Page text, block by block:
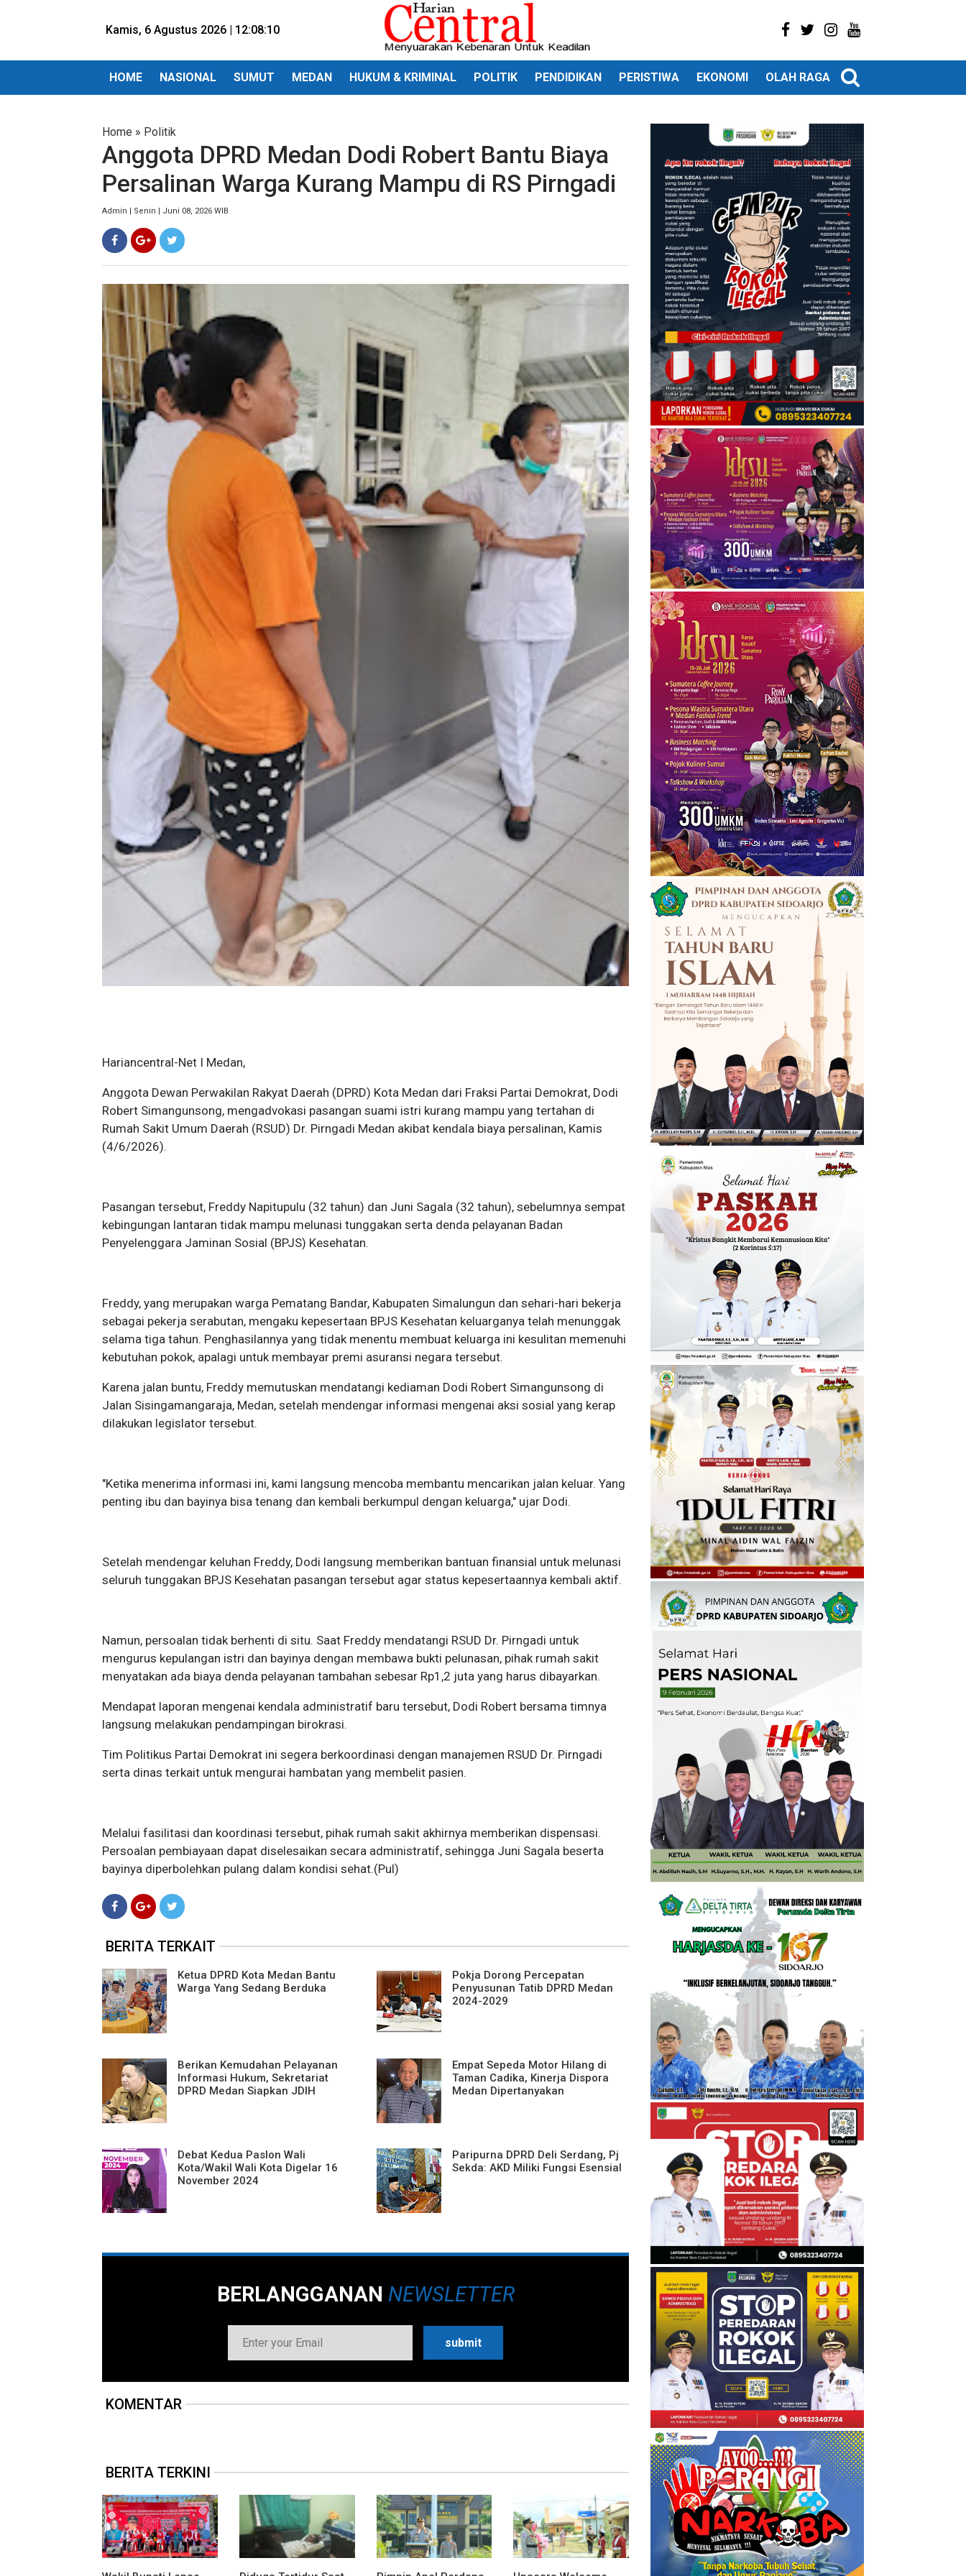
Kamis, 6 Agustus 2026 | 12:08:12
HOME NASIONAL SUMUT MEDAN HUKUM & KRIMINAL POLITIK PENDIDIKAN PERISTIWA EKONOMI OLAH RAGA
Home » Politik
Anggota DPRD Medan Dodi Robert Bantu Biaya
Persalinan Warga Kurang Mampu di RS Pirngadi
Admin | Senin | Juni 08, 2026 WIB
Hariancentral-Net I Medan,
Anggota Dewan Perwakilan Rakyat Daerah (DPRD) Kota Medan dari Fraksi Partai Demokrat, Dodi
Robert Simangunsong, mengadvokasi pasangan suami istri kurang mampu yang tertahan di
Rumah Sakit Umum Daerah (RSUD) Dr. Pirngadi Medan akibat kendala biaya persalinan, Kamis
(4/6/2026).
Pasangan tersebut, Freddy Napitupulu (32 tahun) dan Juni Sagala (32 tahun), sebelumnya sempat
kebingungan lantaran tidak mampu melunasi tunggakan serta denda pelayanan Badan
Penyelenggara Jaminan Sosial (BPJS) Kesehatan.
Freddy, yang merupakan warga Pematang Bandar, Kabupaten Simalungun dan sehari-hari bekerja
sebagai pekerja serabutan, mengaku kepesertaan BPJS Kesehatan keluarganya telah menunggak
selama tiga tahun. Penghasilannya yang tidak menentu membuat keluarga ini kesulitan memenuhi
kebutuhan pokok, apalagi untuk membayar premi asuransi negara tersebut.
Karena jalan buntu, Freddy memutuskan mendatangi kediaman Dodi Robert Simangunsong di
Jalan Sisingamangaraja, Medan, setelah mendengar informasi mengenai aksi sosial yang kerap
dilakukan legislator tersebut.
"Ketika menerima informasi ini, kami langsung mencoba membantu mencarikan jalan keluar. Yang
penting ibu dan bayinya bisa tenang dan kembali berkumpul dengan keluarga," ujar Dodi.
Setelah mendengar keluhan Freddy, Dodi langsung memberikan bantuan finansial untuk melunasi
seluruh tunggakan BPJS Kesehatan pasangan tersebut agar status kepesertaannya kembali aktif.
Namun, persoalan tidak berhenti di situ. Saat Freddy mendatangi RSUD Dr. Pirngadi untuk
mengurus kepulangan istri dan bayinya dengan membawa bukti pelunasan, pihak rumah sakit
menyatakan ada biaya denda pelayanan tambahan sebesar Rp1,2 juta yang harus dibayarkan.
Mendapat laporan mengenai kendala administratif baru tersebut, Dodi Robert bersama timnya
langsung melakukan pendampingan birokrasi.
Tim Politikus Partai Demokrat ini segera berkoordinasi dengan manajemen RSUD Dr. Pirngadi
serta dinas terkait untuk mengurai hambatan yang membelit pasien.
Melalui fasilitasi dan koordinasi tersebut, pihak rumah sakit akhirnya memberikan dispensasi.
Persoalan pembiayaan dapat diselesaikan secara administratif, sehingga Juni Sagala beserta
bayinya diperbolehkan pulang dalam kondisi sehat.(Pul)
BERITA TERKAIT
Ketua DPRD Kota Medan Bantu
Warga Yang Sedang Berduka
Pokja Dorong Percepatan
Penyusunan Tatib DPRD Medan
2024-2029
Berikan Kemudahan Pelayanan
Informasi Hukum, Sekretariat
DPRD Medan Siapkan JDIH
Empat Sepeda Motor Hilang di
Taman Cadika, Kinerja Dispora
Medan Dipertanyakan
Debat Kedua Paslon Wali
Kota/Wakil Wali Kota Digelar 16
November 2024
Paripurna DPRD Deli Serdang, Pj
Sekda: AKD Miliki Fungsi Esensial
BERLANGGANAN NEWSLETTER
KOMENTAR
BERITA TERKINI